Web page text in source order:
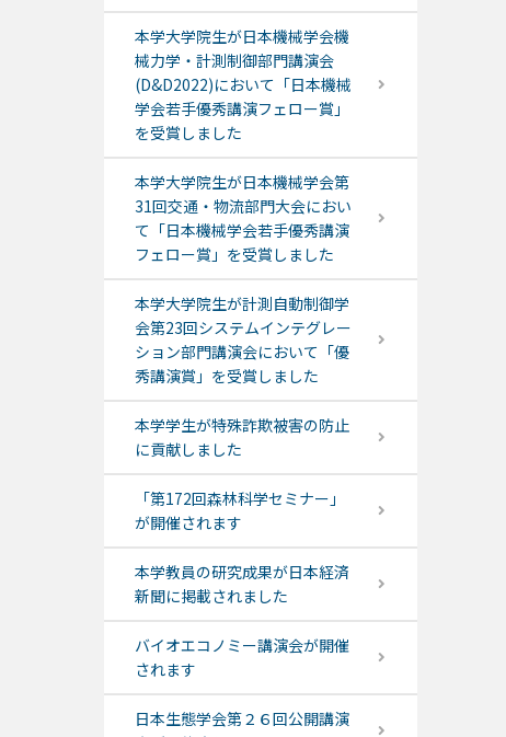
本学大学院生が日本機械学会機
械力学・計測制御部門講演会
(D&D2022)において「日本機械
学会若手優秀講演フェロー賞」
を受賞しました
本学大学院生が日本機械学会第
31回交通・物流部門大会におい
て「日本機械学会若手優秀講演
フェロー賞」を受賞しました
本学大学院生が計測自動制御学
会第23回システムインテグレー
ション部門講演会において「優
秀講演賞」を受賞しました
本学学生が特殊詐欺被害の防止
に貢献しました
「第172回森林科学セミナー」
が開催されます
本学教員の研究成果が日本経済
新聞に掲載されました
バイオエコノミー講演会が開催
されます
日本生態学会第２６回公開講演